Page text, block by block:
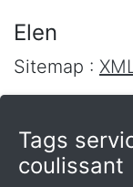
Elen
Sitemap :
Tags
coulissant